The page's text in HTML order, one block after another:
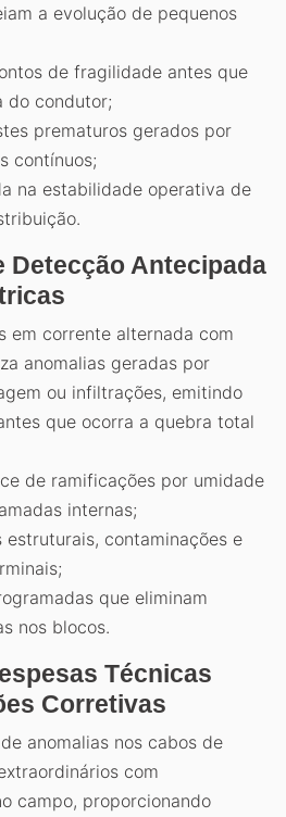
a evolução de pequenos
de fragilidade antes que
do condutor;
prematuros gerados por
contínuos;
na estabilidade operativa de
Detecção Antecipada
em corrente alternada com
anomalias geradas por
ou infiltrações, emitindo
que ocorra a quebra total
de ramificações por umidade
internas;
estruturais, contaminações e
que eliminam
nos blocos.
Técnicas
Corretivas
anomalias nos cabos de
com
campo, proporcionando